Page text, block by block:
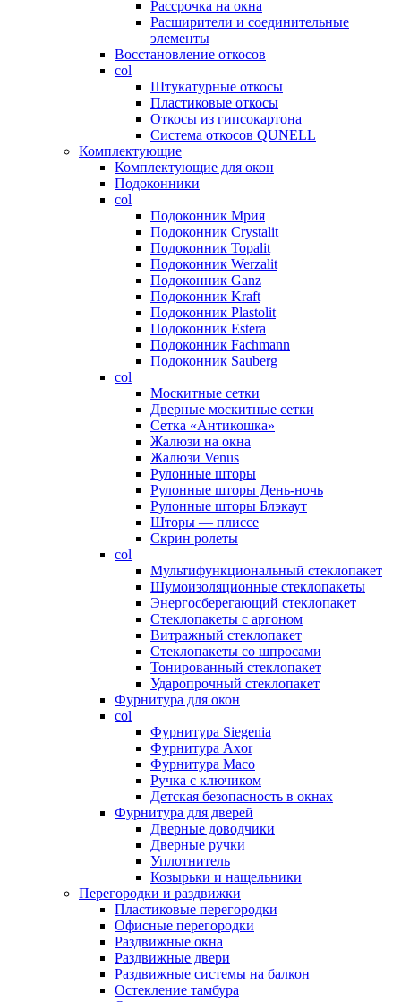
Рассрочка на окна
Расширители и соединительные
элементы
Восстановление откосов
col
Штукатурные откосы
Пластиковые откосы
Откосы из гипсокартона
Система откосов QUNELL
Комплектующие
Комплектующие для окон
Подоконники
col
Подоконник Мрия
Подоконник Crystalit
Подоконник Topalit
Подоконник Werzalit
Подоконник Ganz
Подоконник Kraft
Подоконник Plastolit
Подоконник Estera
Подоконник Fachmann
Подоконник Sauberg
col
Москитные сетки
Дверные москитные сетки
Сетка «Антикошка»
Жалюзи на окна
Жалюзи Venus
Рулонные шторы
Рулонные шторы День-ночь
Рулонные шторы Блэкаут
Шторы — плиссе
Скрин ролеты
col
Мультифункциональный стеклопакет
Шумоизоляционные стеклопакеты
Энергосберегающий стеклопакет
Стеклопакеты с аргоном
Витражный стеклопакет
Стеклопакеты со шпросами
Тонированный стеклопакет
Ударопрочный стеклопакет
Фурнитура для окон
col
Фурнитура Siegenia
Фурнитура Axor
Фурнитура Maco
Ручка с ключиком
Детская безопасность в окнах
Фурнитура для дверей
Дверные доводчики
Дверные ручки
Уплотнитель
Козырьки и нащельники
Перегородки и раздвижки
Пластиковые перегородки
Офисные перегородки
Раздвижные окна
Раздвижные двери
Раздвижные системы на балкон
Остекление тамбура